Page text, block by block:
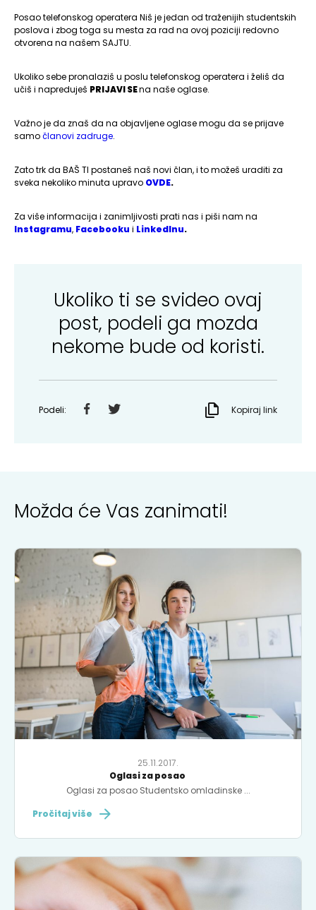
Posao telefonskog operatera Niš je jedan od traženijih studentskih
poslova i zbog toga su mesta za rad na ovoj poziciji redovno
otvorena na našem SAJTU.
Ukoliko sebe pronalaziš u poslu telefonskog operatera i želiš da
učiš i napreduješ PRIJAVI SEna naše oglase.
Važno je da znaš da na objavljene oglase mogu da se prijave
samočlanovi zadruge.
Zato trk da BAŠ TI postaneš naš novi član, i to možeš uraditi za
sveka nekoliko minuta upravo OVDE.
Za više informacija i zanimljivosti prati nas i piši nam na
Instagramu, Facebooku i LinkedInu.
Ukoliko ti se svideo ovaj
post, podeli ga mozda
nekome bude od koristi.
Podeli: Kopiraj link
Možda će Vas zanimati!
25.11.2017.
Oglasi za posao
Oglasi za posao Studentsko omladinske ...
Pročitaj više